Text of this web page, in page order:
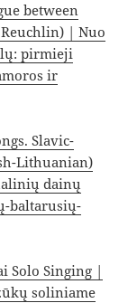
between
| Nuo
pirmieji
ir
Slavic-
Lithuanian)
dainų
baltarusių-
Solo Singing |
soliniame